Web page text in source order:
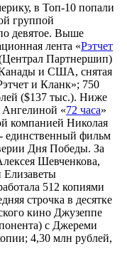
в Топ-10 попали
группой
девятое. Выше
лента «Рэтчет
Партнершип)
Канады и США, снятая
и Кланк»; 750
($137 тыс.). Ниже
Ангелиной «72 часа»
компанией Николая
единственный фильм
Дня Победы. За
Шевченкова,
512 копиями
строчка в десятке
кино Джузеппе
с Джереми
4,30 млн рублей,